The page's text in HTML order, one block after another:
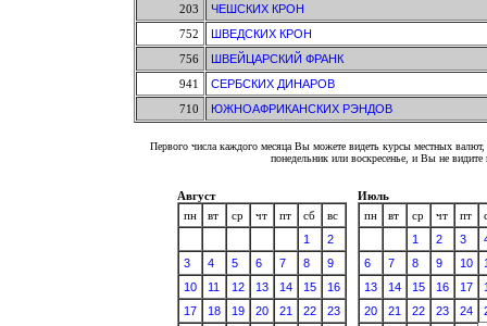
203
ЧЕШСКИХ КРОН
752
ШВЕДСКИХ КРОН
756
ШВЕЙЦАРСКИЙ ФРАНК
941
СЕРБСКИХ ДИНАРОВ
710
ЮЖНОАФРИКАНСКИХ РЭНДОВ
Первого числа каждого месяца Вы можете видеть курсы местных
понедельник или воскресенье, и Вы не
Август
пн
вт ср чт пт сб
вс
1
2
3
4 5 6 7 8
9
10
11 12 13 14 15
16
17
18 19 20 21 22
23
Июль
пн
вт ср чт пт
1
2 3
6
7 8 9 10
13
14 15 16 17
20
21 22 23 24